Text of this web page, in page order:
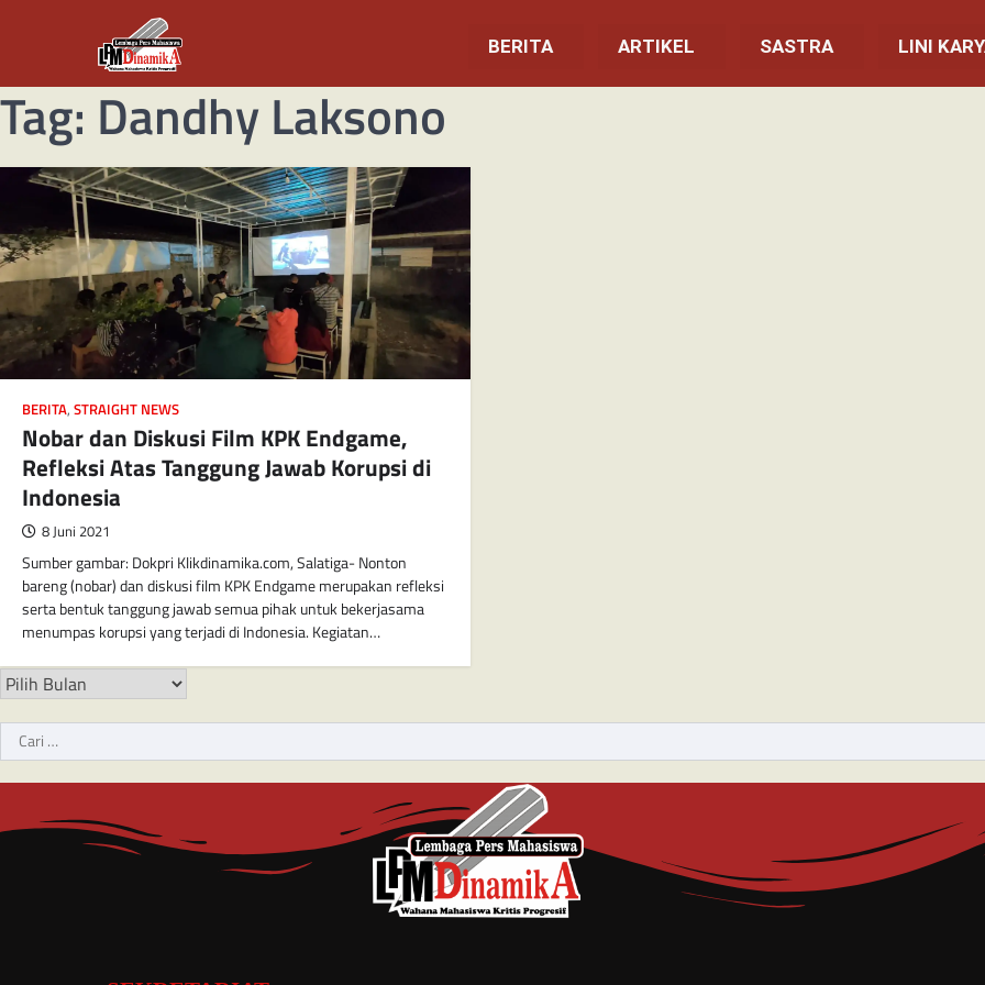
BERITA ARTIKEL SASTRA LINI
Tag: Dandhy Laksono
BERITA, STRAIGHT NEWS
Nobar dan Diskusi Film KPK Endgame,
Refleksi Atas Tanggung Jawab Korupsi di
Indonesia
8 Juni 2021
Sumber gambar: Dokpri Klikdinamika.com, Salatiga- Nonton
bareng (nobar) dan diskusi film KPK Endgame merupakan refleksi
serta bentuk tanggung jawab semua pihak untuk bekerjasama
menumpas korupsi yang terjadi di Indonesia. Kegiatan…